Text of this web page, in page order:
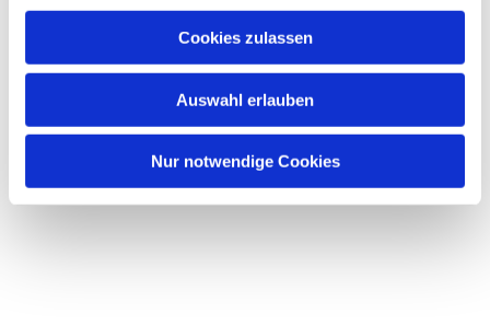
Cookies zulassen
Auswahl erlauben
Nur notwendige Cookies